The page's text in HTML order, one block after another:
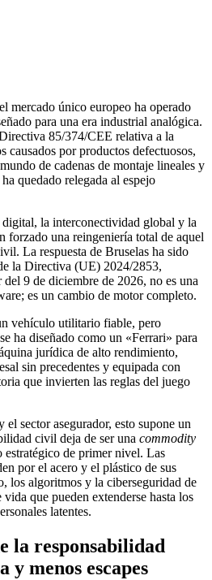
mercado único europeo ha operado
para una era industrial analógica.
85/374/CEE relativa a la
causados por productos defectuosos,
de cadenas de montaje lineales y
quedado relegada al espejo
la interconectividad global y la
una reingeniería total de aquel
La respuesta de Bruselas ha sido
la Directiva (UE) 2024/2853,
9 de diciembre de 2026, no es una
es un cambio de motor completo.
vehículo utilitario fiable, pero
ha diseñado como un «Ferrari» para
jurídica de alto rendimiento,
sin precedentes y equipada con
que invierten las reglas del juego
el sector asegurador, esto supone un
civil deja de ser una commodity
estratégico de primer nivel. Las
por el acero y el plástico de sus
los algoritmos y la ciberseguridad de
que pueden extenderse hasta los
latentes.
la responsabilidad
y menos escapes